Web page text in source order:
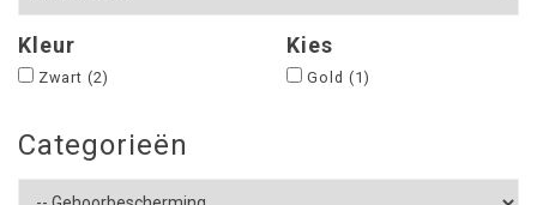
Kleur
Zwart (2)
Kies
Gold (1)
Categorieën